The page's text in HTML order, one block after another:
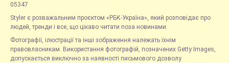
05347
Styler є розважальним проєктом «РБК-Україна», який розповідає про
людей, тренди і все, що цікаво читати поза новинами.
Фотографії, ілюстрації та інші зображення належать їхнім
правовласникам. Використання фотографій, позначених Getty Images,
допускається виключно за наявності письмового дозволу